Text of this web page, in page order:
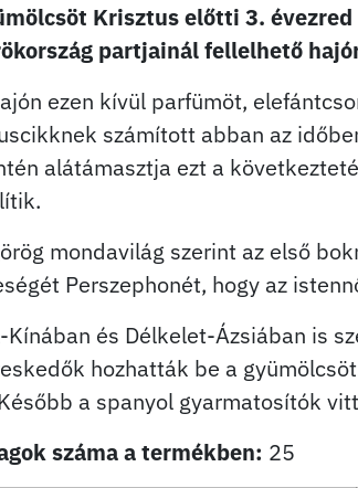
Krisztus előtti 3.
partjainál fellelhető
ezen kívül parfümöt,
számított abban az
alátámasztja ezt a
mondavilág szerint az első
Perszephonét, hogy az
Kínában és Délkelet-Ázsiában is
hozhatták be a
a spanyol gyarmatosítók
száma a termékben: 25